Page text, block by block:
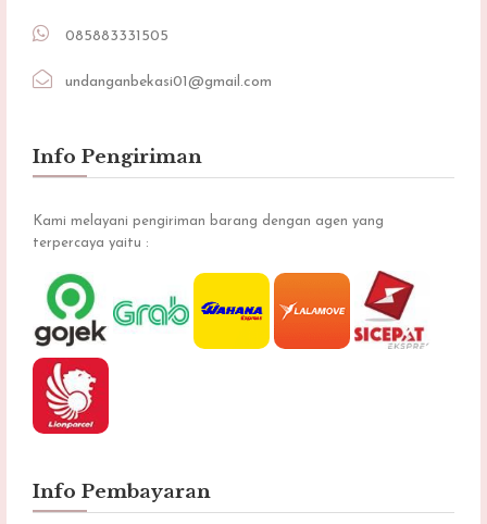
085883331505
undanganbekasi01@gmail.com
Info Pengiriman
Kami melayani pengiriman barang dengan agen yang
terpercaya yaitu :
Info Pembayaran